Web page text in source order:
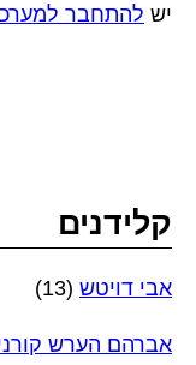
יש להתחבר
קלידנים
אבי דויטש (13)
אברהם הערש